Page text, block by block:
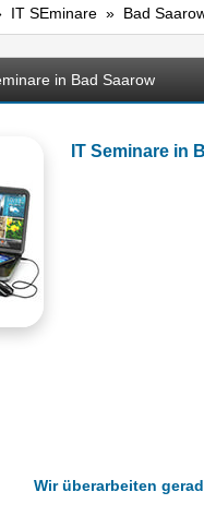
IT SEminare » Bad
in Bad Saarow
IT Seminare in
Wir überarbeiten